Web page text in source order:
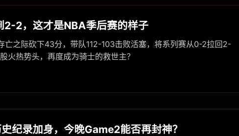
2，这才是NBA季后赛的样子
亡之际砍下43分，带队112-103击败活塞，将系列赛从0-2拉回2-
火热势头，再度成为骑士的救世主？
纪录加身，今晚Game2能否再封神？